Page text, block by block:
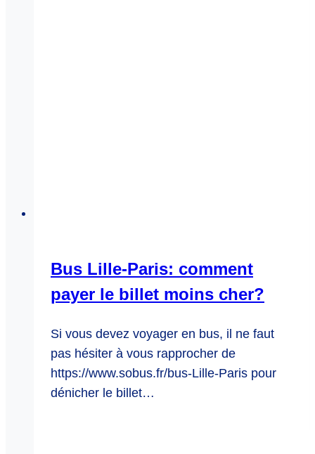
Bus Lille-Paris: comment
payer le billet moins cher?
Si vous devez voyager en bus, il ne faut
pas hésiter à vous rapprocher de
https://www.sobus.fr/bus-Lille-Paris pour
dénicher le billet…